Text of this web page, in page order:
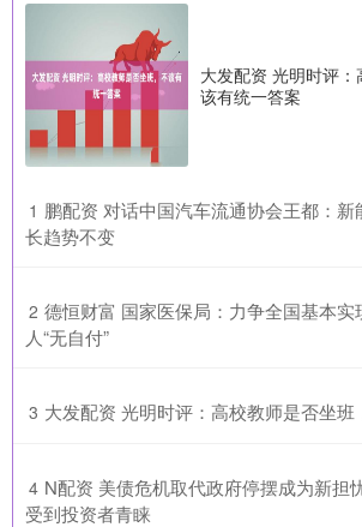
大发配资 光明时评
该有统一答案
1 鹏配资 对话中国汽车流通协会王都：
长趋势不变
2 德恒财富 国家医保局：力争全国基本实
人“无自付”
3 大发配资 光明时评：高校教师是否坐班
4 ​N配资 美债危机取代政府停摆成为新担
受到投资者青睐